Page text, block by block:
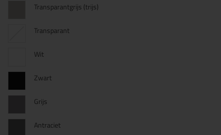
Transparantgrijs (trijs)
Transparant
Wit
Zwart
Grijs
Antraciet